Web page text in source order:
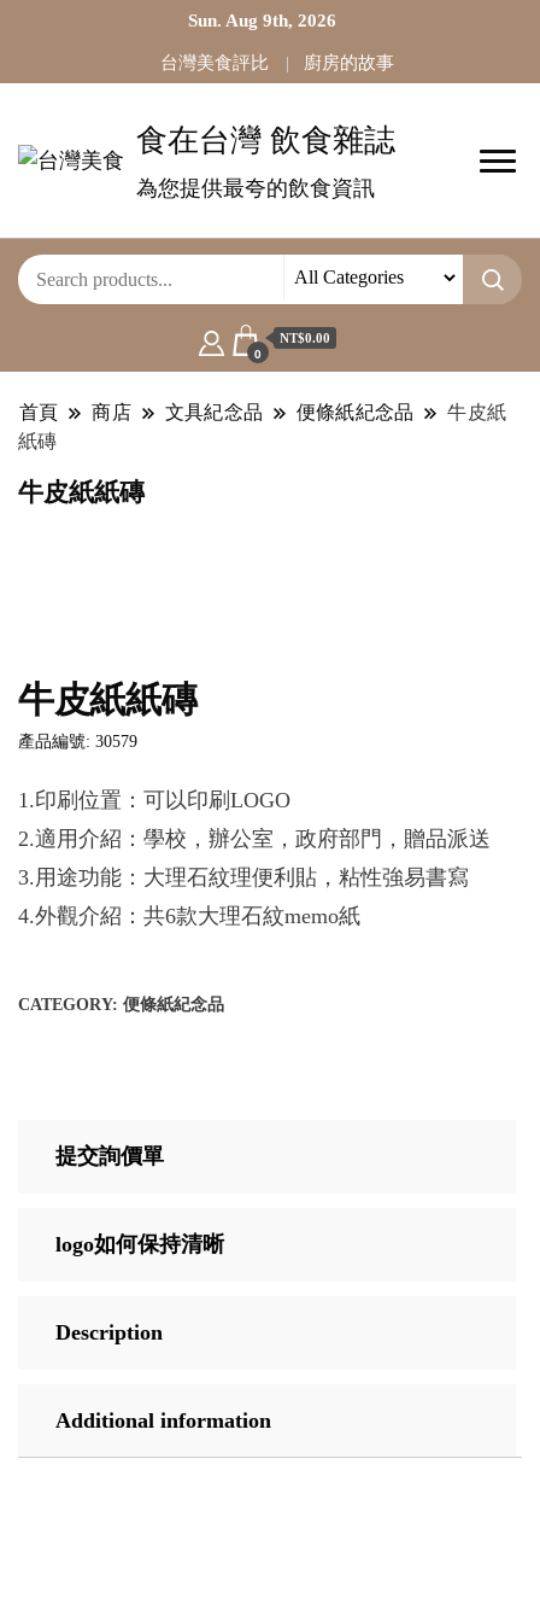
Sun. Aug 9th, 2026
台灣美食評比 廚房的故事
食在台灣 飲食雜誌
為您提供最夸的飲食資訊
0
NT$0.00
首頁 商店 文具紀念品 便條紙紀念品
牛皮紙
紙磚
牛皮紙紙磚
牛皮紙紙磚
產品編號: 30579
1.印刷位置：可以印刷LOGO
2.適用介紹：學校，辦公室，政府部門，贈品派送
3.用途功能：大理石紋理便利貼，粘性強易書寫
4.外觀介紹：共6款大理石紋memo紙
CATEGORY: 便條紙紀念品
提交詢價單
logo如何保持清晰
Description
Additional information